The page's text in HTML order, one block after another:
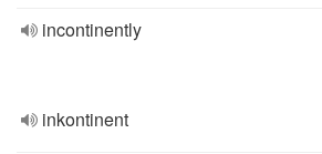
incontinently
inkontinent